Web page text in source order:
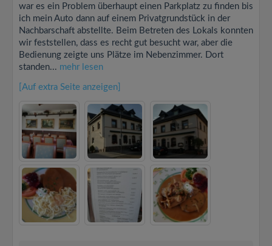
war es ein Problem überhaupt einen Parkplatz zu finden bis
ich mein Auto dann auf einem Privatgrundstück in der
Nachbarschaft abstellte. Beim Betreten des Lokals konnten
wir feststellen, dass es recht gut besucht war, aber die
Bedienung zeigte uns Plätze im Nebenzimmer. Dort
standen... mehr lesen
[Auf extra Seite anzeigen]